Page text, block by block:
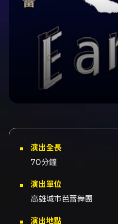
演出全長
70分鐘
演出單位
高雄城市芭蕾舞團
演出地點